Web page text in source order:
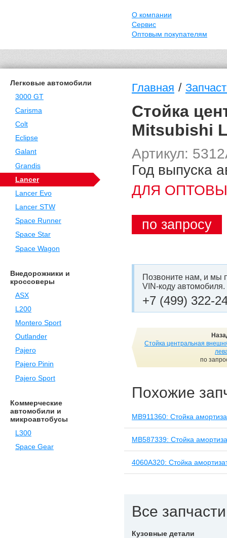
О компании
Сервис
Оптовым покупателям
Легковые автомобили
3000 GT
Carisma
Colt
Eclipse
Galant
Grandis
Lancer
Lancer Evo
Lancer STW
Space Runner
Space Star
Space Wagon
Внедорожники и
кроссоверы
ASX
L200
Montero Sport
Outlander
Pajero
Pajero Pinin
Pajero Sport
Коммерческие
автомобили и
микроавтобусы
L300
Space Gear
Главная /
Стойка
Mitsubishi
Артикул:
Год выпуска
ДЛЯ
по запросу
Позвоните нам, и мы
VIN-коду автомобиля.
+7 (499) 322-
Стойка центральная
по
Похожие
MB911360: Стойка
MB587339: Стойка
4060A320: Стойка
Все
Кузовные детали